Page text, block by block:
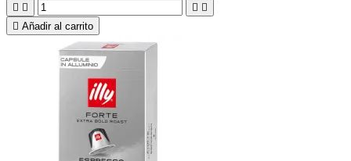
   
 Añadir al carrito